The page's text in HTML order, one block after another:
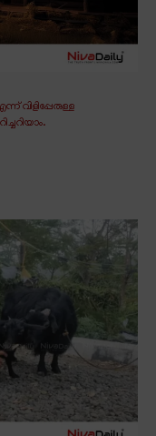
വിളിപ്പേരുള്ള